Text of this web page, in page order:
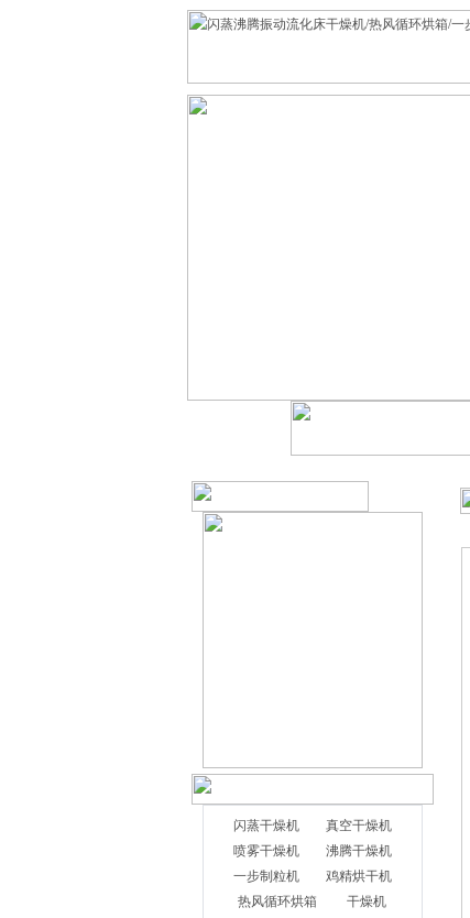
闪蒸干燥机
真空干燥机
喷雾干燥机
沸腾干燥机
一步制粒机
鸡精烘干机
热风循环烘箱
干燥机